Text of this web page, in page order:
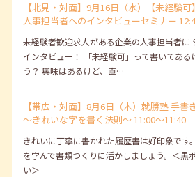
【北見・対面】9月16日（水）【未経験
人事担当者へのインタビューセミナー
未経験者歓迎求人がある企業の人事担当者に
インタビュー！ 「未経験可」って書いてある
う？ 興味はあるけど、直…
【帯広・対面】8月6日（木）就勝塾 手
～きれいな字を書く法則～ 11:00～11:40
きれいに丁寧に書かれた履歴書は好印象です
を学んで書類つくりに活かしましょう。＜黒
い＞